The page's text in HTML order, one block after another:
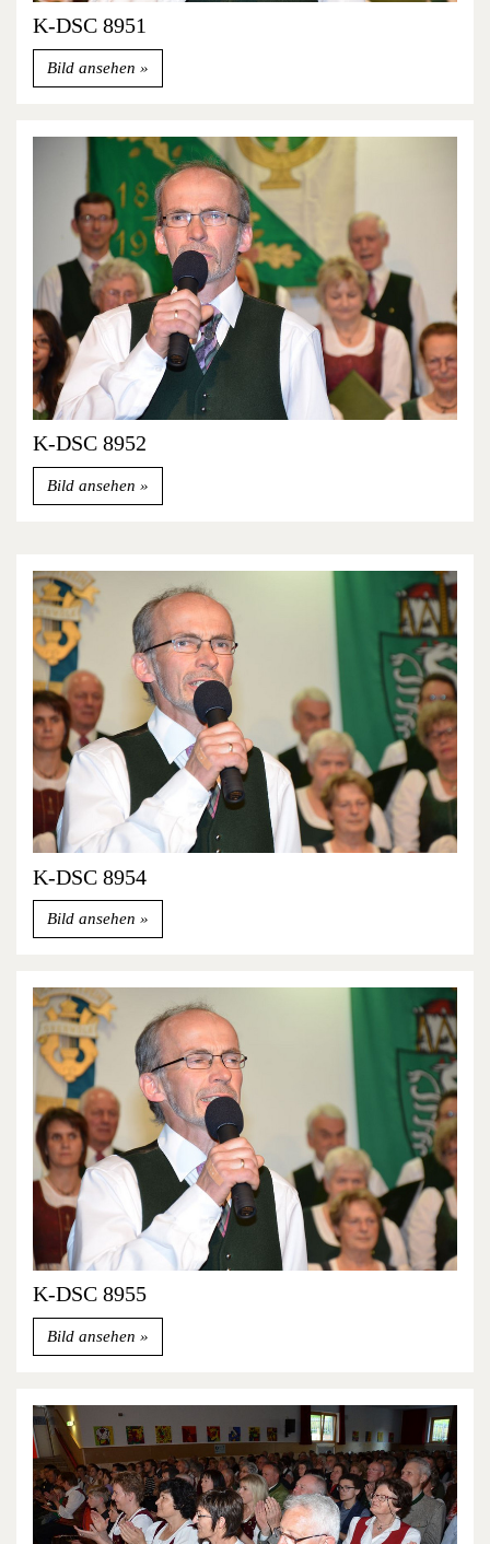
K-DSC 8951
Bild ansehen
K-DSC 8952
Bild ansehen
K-DSC 8954
Bild ansehen
K-DSC 8955
Bild ansehen